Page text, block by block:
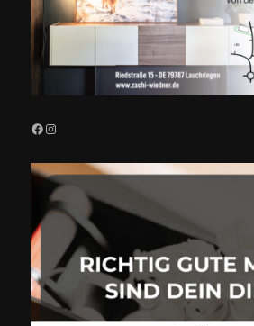
Facebook
Instagram